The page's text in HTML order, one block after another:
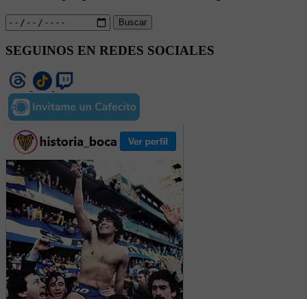
Buscar
SEGUINOS EN REDES SOCIALES